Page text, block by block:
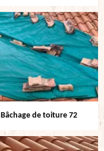
Bâchage de toiture 72